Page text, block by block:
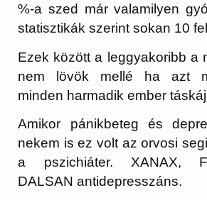
%-a szed már valamilyen
statisztikák szerint sokan 10
Ezek között a leggyakoribb a
nem lövök mellé ha azt
minden harmadik ember
Amikor pánikbeteg és
nekem is ez volt az orvosi
a pszichiáter. XANAX,
DALSAN antidepresszáns.